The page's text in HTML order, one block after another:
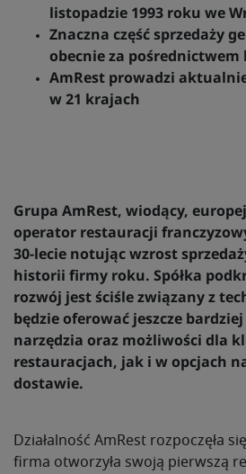
listopadzie 1993 roku we
Znaczna część sprzedaży
obecnie za pośrednictwem
AmRest prowadzi
w 21 krajach
Grupa AmRest, wiodący,
operator restauracji
30-lecie notując wzrost
historii firmy roku. Spółka
rozwój jest ściśle związany z
będzie oferować jeszcze
narzędzia oraz możliwości dla
restauracjach, jak i w opcjach
dostawie.
Działalność AmRest rozpoczęła
firma otworzyła swoją pierwszą